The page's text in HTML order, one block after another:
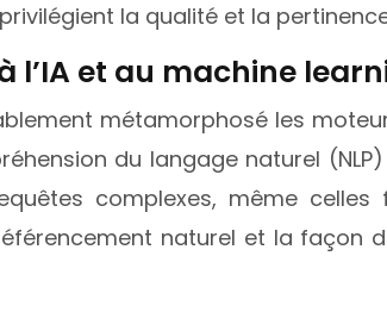
la qualité et la
l’IA et au machine
métamorphosé les
du langage naturel
complexes, même celles
naturel et la façon